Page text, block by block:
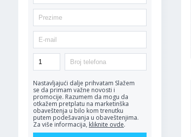
Nastavljajući dalje prihvatam Slažem
se da primam važne novosti i
promocije. Razumem da mogu da
otkažem pretplatu na marketinška
obaveštenja u bilo kom trenutku
putem podešavanja u obaveštenjima.
Za više informacija, kliknite ovde.